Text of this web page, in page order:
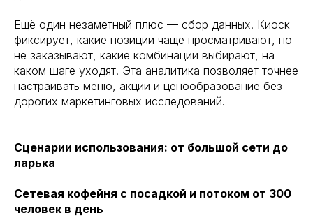
Ещё один незаметный плюс — сбор данных. Киоск
фиксирует, какие позиции чаще просматривают, но
не заказывают, какие комбинации выбирают, на
каком шаге уходят. Эта аналитика позволяет точнее
настраивать меню, акции и ценообразование без
дорогих маркетинговых исследований.
Сценарии использования: от большой сети до
ларька
Сетевая кофейня с посадкой и потоком от 300
человек в день